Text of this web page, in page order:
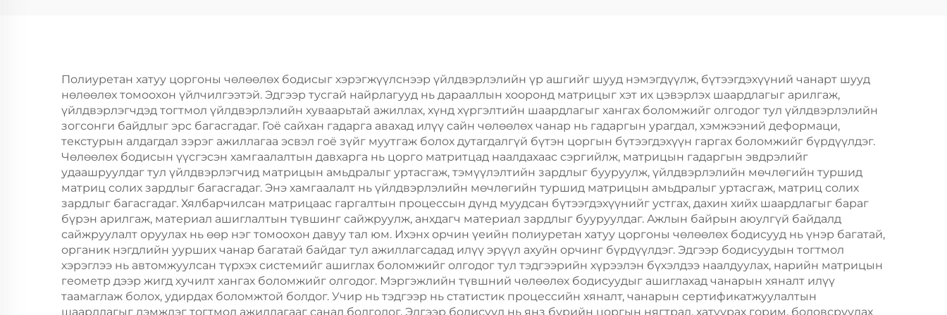
Полиуретан хатуу цоргоны чөлөөлөх бодисыг хэрэгжүүлснээр үйлдвэрлэлийн үр ашгийг шууд нэмэгдүүлж, бүтээгдэхүүний чанарт шууд
нөлөөлөх томоохон үйлчилгээтэй. Эдгээр тусгай найрлагууд нь дарааллын хооронд матрицыг хэт их цэвэрлэх шаардлагыг арилгаж,
үйлдвэрлэгчдэд тогтмол үйлдвэрлэлийн хуваарьтай ажиллах, хүнд хүргэлтийн шаардлагыг хангах боломжийг олгодог тул үйлдвэрлэлийн
зогсонги байдлыг эрс багасгадаг. Гоё сайхан гадарга авахад илүү сайн чөлөөлөх чанар нь гадаргын урагдал, хэмжээний деформаци,
текстурын алдагдал зэрэг ажиллагаа эсвэл гоё зүйг муутгаж болох дутагдалгүй бүтэн цоргын бүтээгдэхүүн гаргах боломжийг бүрдүүлдэг.
Чөлөөлөх бодисын үүсгэсэн хамгаалалтын давхарга нь цорго матритцад наалдахаас сэргийлж, матрицын гадаргын эвдрэлийг
удаашруулдаг тул үйлдвэрлэгчид матрицын амьдралыг уртасгаж, тэмүүлэлтийн зардлыг бууруулж, үйлдвэрлэлийн мөчлөгийн туршид
матриц солих зардлыг багасгадаг. Энэ хамгаалалт нь үйлдвэрлэлийн мөчлөгийн туршид матрицын амьдралыг уртасгаж, матриц солих
зардлыг багасгадаг. Хялбарчилсан матрицаас гаргалтын процессын дүнд муудсан бүтээгдэхүүнийг устгах, дахин хийх шаардлагыг бараг
бүрэн арилгаж, материал ашиглалтын түвшинг сайжруулж, анхдагч материал зардлыг бууруулдаг. Ажлын байрын аюулгүй байдалд
сайжруулалт оруулах нь өөр нэг томоохон давуу тал юм. Ихэнх орчин үеийн полиуретан хатуу цоргоны чөлөөлөх бодисууд нь үнэр багатай,
органик нэгдлийн уурших чанар багатай байдаг тул ажиллагсадад илүү эрүүл ахуйн орчинг бүрдүүлдэг. Эдгээр бодисуудын тогтмол
хэрэглээ нь автомжуулсан түрхэх системийг ашиглах боломжийг олгодог тул тэдгээрийн хүрээлэн бүхэлдээ наалдуулах, нарийн матрицын
геометр дээр жигд хучилт хангах боломжийг олгодог. Мэргэжлийн түвшний чөлөөлөх бодисуудыг ашиглахад чанарын хяналт илүү
таамаглаж болох, удирдах боломжтой болдог. Учир нь тэдгээр нь статистик процессийн хяналт, чанарын сертификатжуулалтын
шаардлагыг дэмждэг тогтмол ажиллагааг санал болгодог. Эдгээр бодисууд нь янз бүрийн цоргын нягтрал, хатуурах горим, боловсруулах